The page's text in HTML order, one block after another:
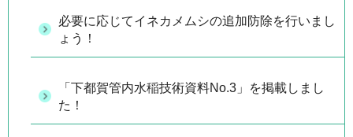
必要に応じてイネカメムシの追加防除を行いまし
ょう！
「下都賀管内水稲技術資料No.3」を掲載しまし
た！